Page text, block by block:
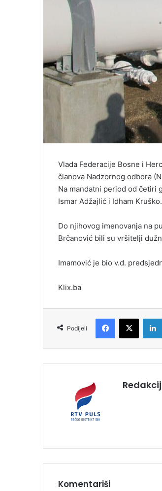
Vlada Federacije Bosne i
članova Nadzornog odbora
Na mandatni period od četiri
Ismar Adžajlić i Idham Kruško.
Do njihovog imenovanja na
Brčanović bili su vršitelji
Imamović je bio v.d.
Klix.ba
Podijeli
Komentariši